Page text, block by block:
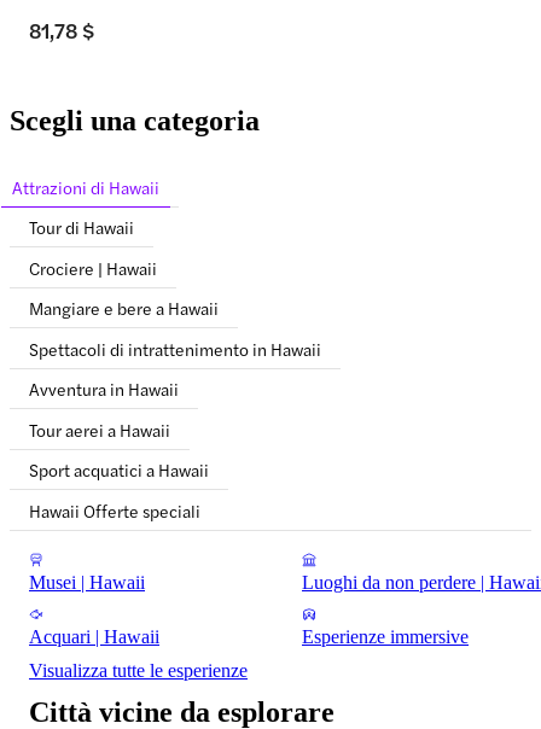
81,78 $
Scegli una categoria
Attrazioni di Hawaii
Tour di Hawaii
Crociere | Hawaii
Mangiare e bere a Hawaii
Spettacoli di intrattenimento in Hawaii
Avventura in Hawaii
Tour aerei a Hawaii
Sport acquatici a Hawaii
Hawaii Offerte speciali
Musei | Hawaii Luoghi da non perdere |
Acquari | Hawaii
Esperienze immersive
Visualizza tutte le esperienze
Città vicine da esplorare